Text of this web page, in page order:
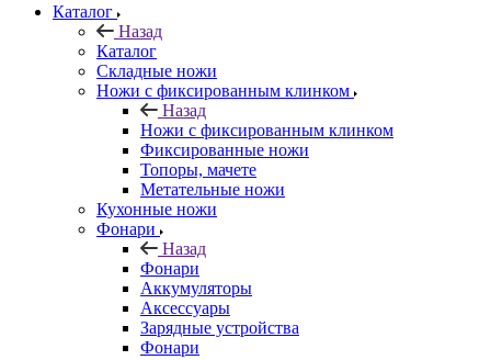
Каталог
Назад
Каталог
Складные ножи
Ножи с фиксированным клинком
Назад
Ножи с фиксированным клинком
Фиксированные ножи
Топоры, мачете
Метательные ножи
Кухонные ножи
Фонари
Назад
Фонари
Аккумуляторы
Аксессуары
Зарядные устройства
Фонари